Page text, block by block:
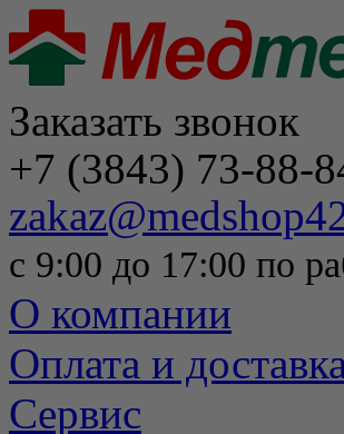
Заказать звонок
+7 (3843) 73-88-
с 9:00 до 17:00 по
О компании
Оплата и доставка
Сервис